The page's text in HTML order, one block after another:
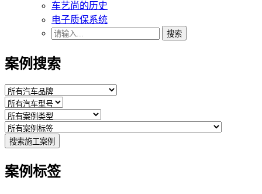
车艺尚的历史
电子质保系统
搜索
案例搜索
搜索施工案例
案例标签